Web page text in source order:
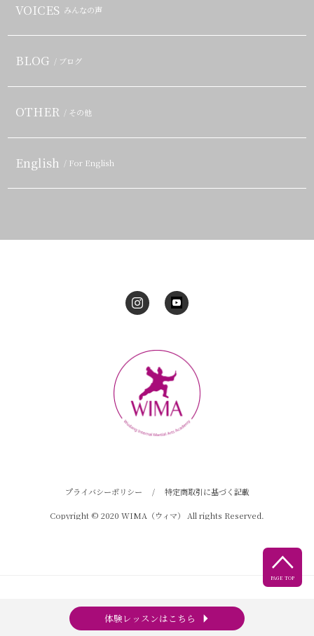
体験レッスンはこちら arrow_right

PAGE TOP
VOICES みんなの声
BLOG / ブログ
OTHER / その他
English / For English
プライバシーポリシー / 特定商取引に基づく記載
Copyright © 2020 WIMA（ウィマ） All rights Reserved.